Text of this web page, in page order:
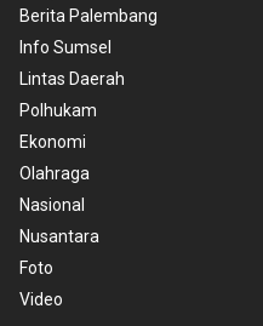
Berita Palembang
Info Sumsel
Lintas Daerah
Polhukam
Ekonomi
Olahraga
Nasional
Nusantara
Foto
Video